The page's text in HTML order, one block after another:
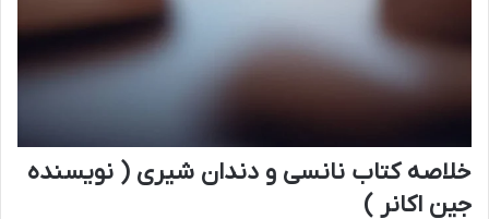
خلاصه کتاب نانسی و دندان شیری ( نویسنده
جین اکانر )